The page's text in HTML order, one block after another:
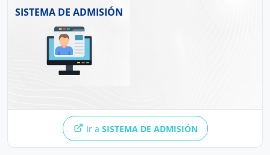
SISTEMA DE ADMISIÓN
de la Universidad Nacional de
Cañete permite a los postulantes registrarse de manera
sencilla, realizar los pagos correspondientes según la
modalidad, completar su ficha de inscripción y subir los
requisitos solicitados. Facilita el proceso de admisión,
garantiza la validación de los pagos y contribuye a una
Ir a SISTEMA DE ADMISIÓN